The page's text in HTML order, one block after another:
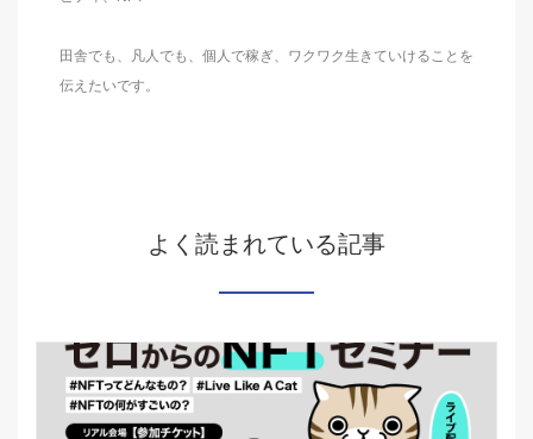
田舎でも、凡人でも、個人で稼ぎ、ワクワク生きていけることを
伝えたいです。
よく読まれている記事